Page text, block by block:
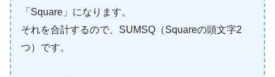
「Square」になります。
それを合計するので、SUMSQ（Squareの頭文字2
つ）です。